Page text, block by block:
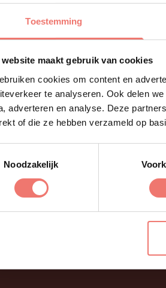
Toestemming
website maakt gebruik van cookies
cookies om content en
te analyseren. Ook delen
adverteren en analyse. Deze
of die ze hebben verzameld op
Noodzakelijk
goede feestjes...
14